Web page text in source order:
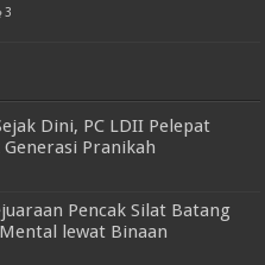
3
Dini, PC LDII Pelepat
Pranikah
Pencak Silat Batang
lewat Binaan